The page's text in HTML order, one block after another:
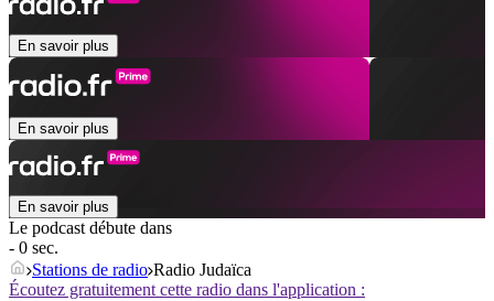
En savoir plus
En savoir plus
En savoir plus
Le podcast débute dans
- 0 sec.
Stations de radio Radio Judaïca
Écoutez gratuitement cette radio dans l'application :